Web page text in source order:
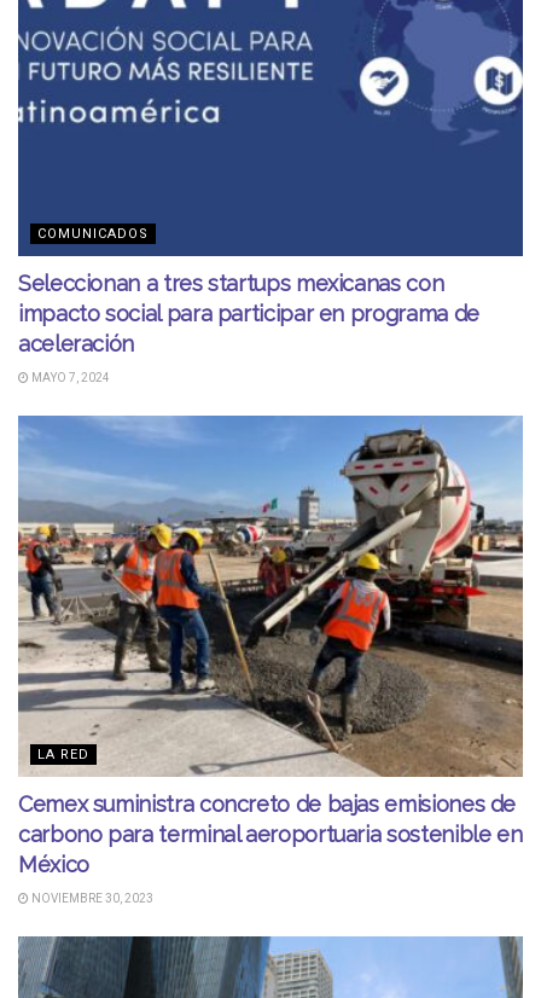
COMUNICADOS
Seleccionan a tres startups mexicanas con
impacto social para participar en programa de
aceleración
MAYO 7, 2024
LA RED
Cemex suministra concreto de bajas emisiones de
carbono para terminal aeroportuaria sostenible en
México
NOVIEMBRE 30, 2023